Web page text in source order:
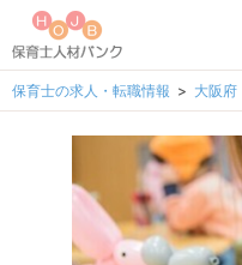
保育士の求人・転職情報 大阪府